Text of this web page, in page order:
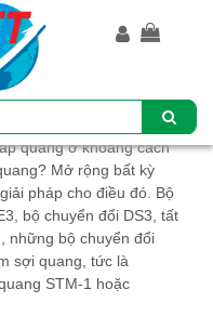
quang ở khoảng cách
Mở rộng bất kỳ
pháp cho điều đó. Bộ
bộ chuyển đổi DS3, tất
những bộ chuyển đổi
sợi quang, tức là
STM-1 hoặc